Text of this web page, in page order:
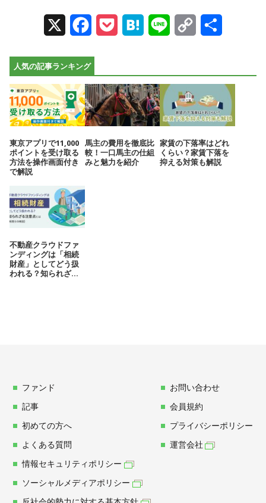
Facebook
Pocket Hatena Line
Copy
人気の記事ランキング
東京アプリで11,000
ポイントを受け取る
方法を操作画面付き
で解説
馬主の費用を徹底比
較！一口馬主の仕組
みと魅力を紹介
家賃の下落率はどれ
くらい？家賃下落を
抑える対策も解説
不動産クラウドファ
ンディングは「相続
財産」としてどう扱
われる？知られざ...
ファンド
記事
初めての方へ
よくある質問
お問い合わせ
会員規約
プライバシーポリシー
運営会社
情報セキュリティポリシー
ソーシャルメディアポリシー